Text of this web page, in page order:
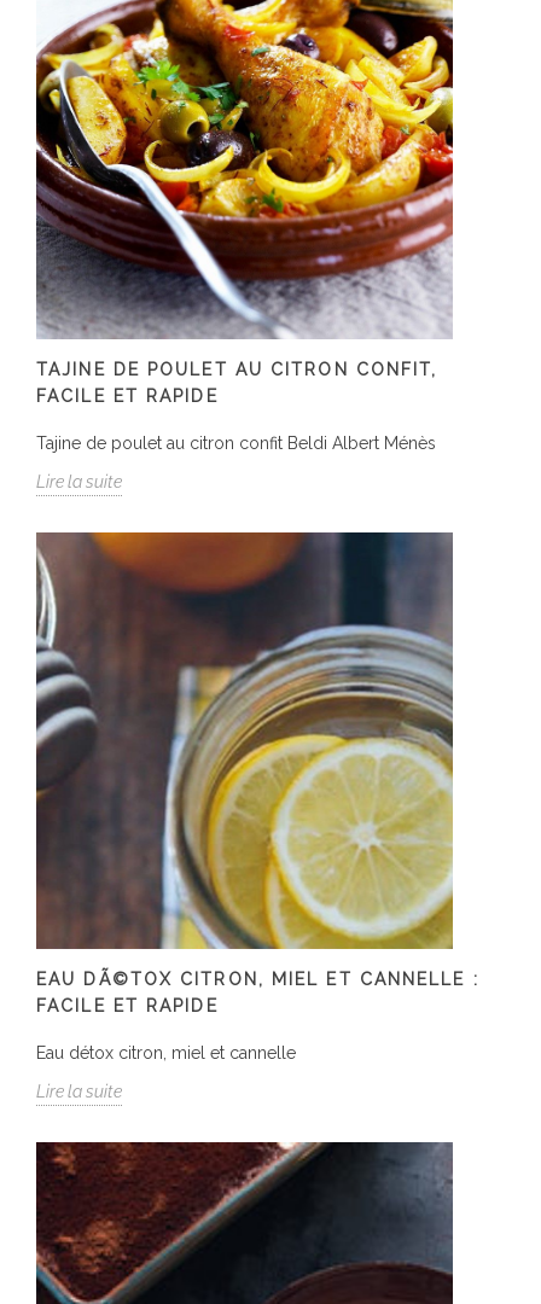
TAJINE DE POULET AU CITRON CONFIT,
FACILE ET RAPIDE
Tajine de poulet au citron confit Beldi Albert Ménès
Lire la suite
EAU DÃ©TOX CITRON, MIEL ET CANNELLE :
FACILE ET RAPIDE
Eau détox citron, miel et cannelle
Lire la suite